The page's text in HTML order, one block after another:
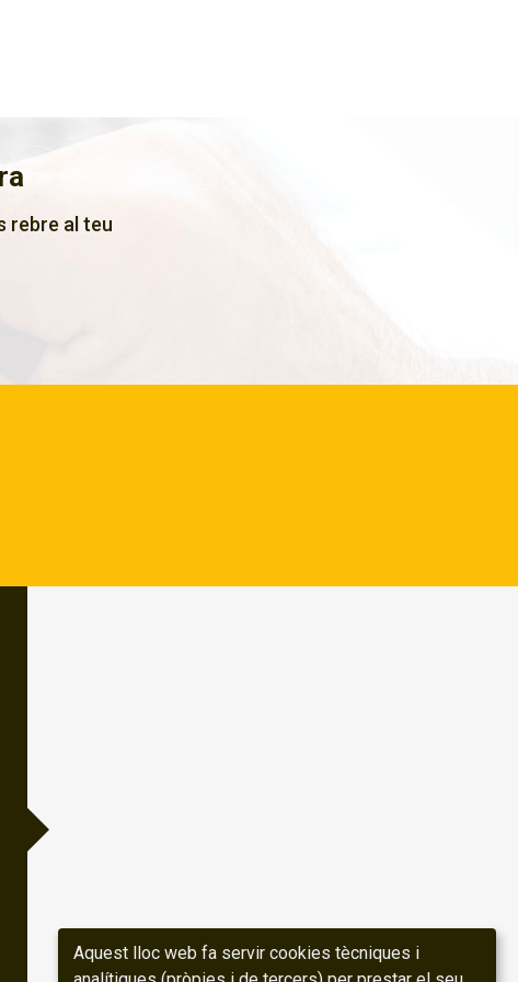
rebre al teu
Aquest lloc web fa servir cookies tècniques i